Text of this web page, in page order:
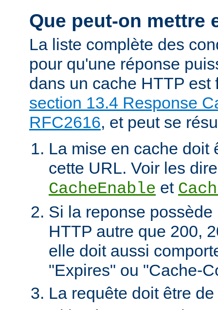
Que peut-on mettre
La liste complète des
pour qu'une réponse
dans un cache HTTP est
section 13.4 Response
RFC2616, et peut se
La mise en cache doit
cette URL. Voir les
CacheEnable et
Si la reponse
HTTP autre que 200,
elle doit aussi
"Expires" ou "Cache-
La requête doit être